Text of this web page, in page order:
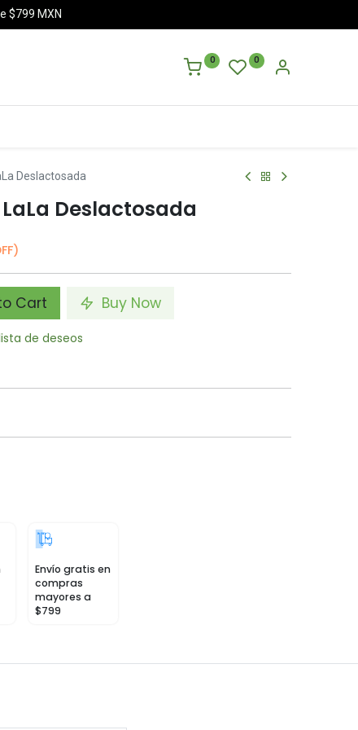
$799 MXN
0 0
Deslactosada
Deslactosada
Cart Buy Now
de deseos
Envío gratis en
compras
mayores a
$799